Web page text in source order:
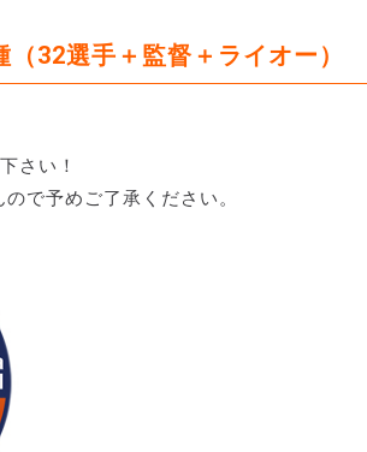
32選手＋監督＋ライオー）
さい！
で予めご了承ください。